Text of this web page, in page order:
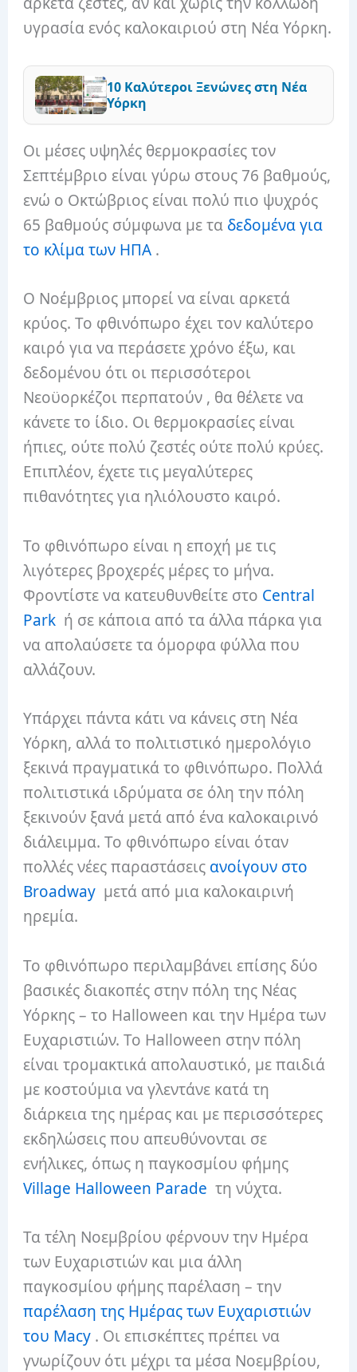
υγρασία ενός καλοκαιριού στη Νέα Υόρκη.
10 Καλύτεροι Ξενώνες στη Νέα
Υόρκη
Οι μέσες υψηλές θερμοκρασίες τον
Σεπτέμβριο είναι γύρω στους 76 βαθμούς,
ενώ ο Οκτώβριος είναι πολύ πιο ψυχρός
65 βαθμούς σύμφωνα με τα δεδομένα για
το κλίμα των ΗΠΑ .
Ο Νοέμβριος μπορεί να είναι αρκετά
κρύος. Το φθινόπωρο έχει τον καλύτερο
καιρό για να περάσετε χρόνο έξω, και
δεδομένου ότι οι περισσότεροι
Νεοϋορκέζοι περπατούν , θα θέλετε να
κάνετε το ίδιο. Οι θερμοκρασίες είναι
ήπιες, ούτε πολύ ζεστές ούτε πολύ κρύες.
Επιπλέον, έχετε τις μεγαλύτερες
πιθανότητες για ηλιόλουστο καιρό.
Το φθινόπωρο είναι η εποχή με τις
λιγότερες βροχερές μέρες το μήνα.
Φροντίστε να κατευθυνθείτε στο Central
Park ή σε κάποια από τα άλλα πάρκα για
να απολαύσετε τα όμορφα φύλλα που
αλλάζουν.
Υπάρχει πάντα κάτι να κάνεις στη Νέα
Υόρκη, αλλά το πολιτιστικό ημερολόγιο
ξεκινά πραγματικά το φθινόπωρο. Πολλά
πολιτιστικά ιδρύματα σε όλη την πόλη
ξεκινούν ξανά μετά από ένα καλοκαιρινό
διάλειμμα. Το φθινόπωρο είναι όταν
πολλές νέες παραστάσεις ανοίγουν στο
Broadway μετά από μια καλοκαιρινή
ηρεμία.
Το φθινόπωρο περιλαμβάνει επίσης δύο
βασικές διακοπές στην πόλη της Νέας
Υόρκης – το Halloween και την Ημέρα των
Ευχαριστιών. Το Halloween στην πόλη
είναι τρομακτικά απολαυστικό, με παιδιά
με κοστούμια να γλεντάνε κατά τη
διάρκεια της ημέρας και με περισσότερες
εκδηλώσεις που απευθύνονται σε
ενήλικες, όπως η παγκοσμίου φήμης
Village Halloween Parade τη νύχτα.
Τα τέλη Νοεμβρίου φέρνουν την Ημέρα
των Ευχαριστιών και μια άλλη
παγκοσμίου φήμης παρέλαση – την
παρέλαση της Ημέρας των Ευχαριστιών
του Macy . Οι επισκέπτες πρέπει να
γνωρίζουν ότι μέχρι τα μέσα Νοεμβρίου,